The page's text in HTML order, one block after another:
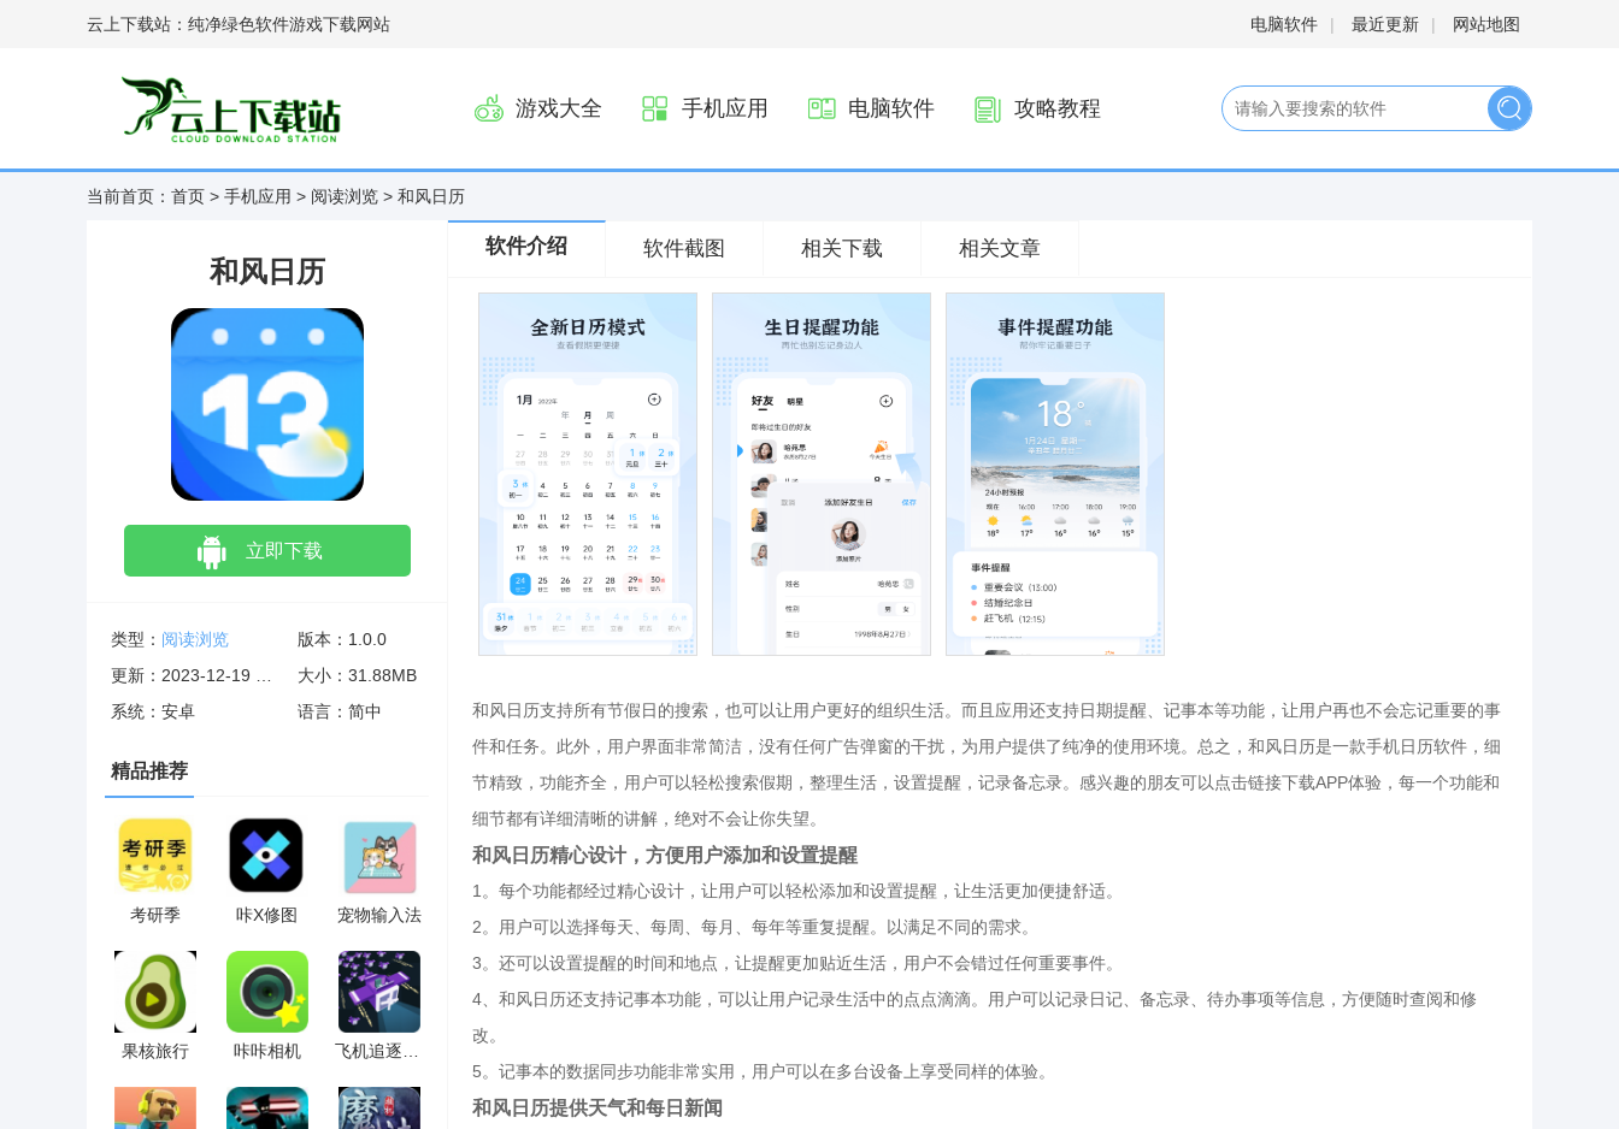
云上下载站：纯净绿色软件游戏下载网站 电脑软件 | 最近更新 | 网站地图
游戏大全 手机应用 电脑软件 攻略教程
当前首页： 首页 > 手机应用 > 阅读浏览 > 和风日历
和风日历
立即下载
类型： 阅读浏览
版本：1.0.0
大小：31.88MB
系统：安卓
语言：简中
精品推荐
考研季 咔X修图 宠物输入法
果核旅行 咔咔相机
软件介绍 软件截图 相关下载 相关文章
和风日历支持所有节假日的搜索，也可以让用户更好的组织生活。而且应用还支持日期提醒、记事本等功能，让用户再也不会忘记重要的事
件和任务。此外，用户界面非常简洁，没有任何广告弹窗的干扰，为用户提供了纯净的使用环境。总之，和风日历是一款手机日历软件，细
节精致，功能齐全，用户可以轻松搜索假期，整理生活，设置提醒，记录备忘录。感兴趣的朋友可以点击链接下载APP体验，每一个功能和
细节都有详细清晰的讲解，绝对不会让你失望。
和风日历精心设计，方便用户添加和设置提醒
1。每个功能都经过精心设计，让用户可以轻松添加和设置提醒，让生活更加便捷舒适。
2。用户可以选择每天、每周、每月、每年等重复提醒。以满足不同的需求。
3。还可以设置提醒的时间和地点，让提醒更加贴近生活，用户不会错过任何重要事件。
4、和风日历还支持记事本功能，可以让用户记录生活中的点点滴滴。用户可以记录日记、备忘录、待办事项等信息，方便随时查阅和修
改。
5。记事本的数据同步功能非常实用，用户可以在多台设备上享受同样的体验。
和风日历提供天气和每日新闻